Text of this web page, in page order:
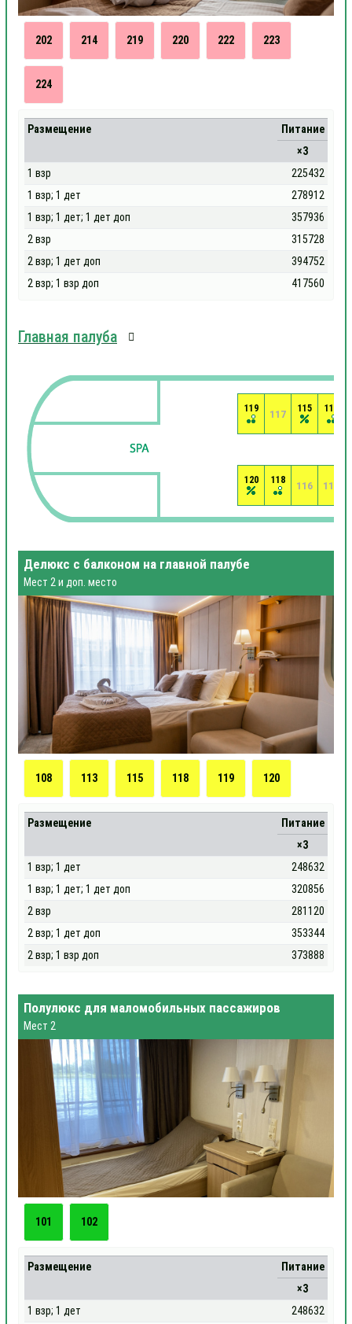
202 214 219 220 222 223
224
Размещение
Питание
×3
1 взр
225432
1 взр; 1 дет
278912
1 взр; 1 дет; 1 дет доп
357936
2 взр
315728
2 взр; 1 дет доп
394752
2 взр; 1 взр доп
417560
Главная палуба
113
114
115
116
117
118
119
120
Делюкс с балконом на главной палубе
Мест 2 и доп. место
108 113 115 118 119 120
Размещение
Питание
×3
1 взр; 1 дет
248632
1 взр; 1 дет; 1 дет доп
320856
2 взр
281120
2 взр; 1 дет доп
353344
2 взр; 1 взр доп
373888
Полулюкс для маломобильных пассажиров
Мест 2
101 102
Размещение
Питание
×3
1 взр; 1 дет
248632